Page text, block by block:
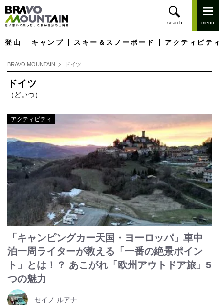
登山 キャンプ スキー＆スノーボード アクティビテ
BRAVO MOUNTAIN ドイツ
ドイツ
（どいつ）
アクティビティ
「キャンピングカー天国・ヨーロッパ」車中
泊一周ライターが教える「一番の絶景ポイン
ト」とは！？ あこがれ「欧州アウトドア旅」5
つの魅力
セイノ ルアナ